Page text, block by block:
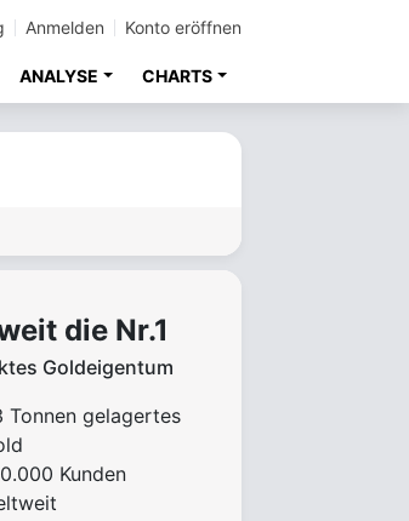
Anmelden Konto eröffnen
ANALYSE CHARTS
die Nr.1
Goldeigentum
Tonnen gelagertes
Kunden